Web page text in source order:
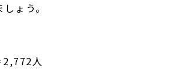
ょう。
人